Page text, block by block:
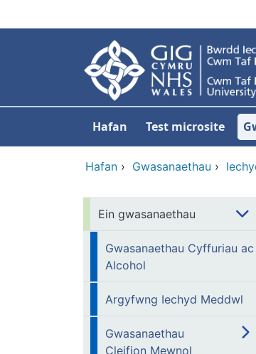
Hafan Test microsite
Hafan › Gwasanaethau ›
Ein gwasanaethau
Gwasanaethau Cyffuriau ac
Alcohol
Argyfwng Iechyd Meddwl
Gwasanaethau
Cleifion Mewnol